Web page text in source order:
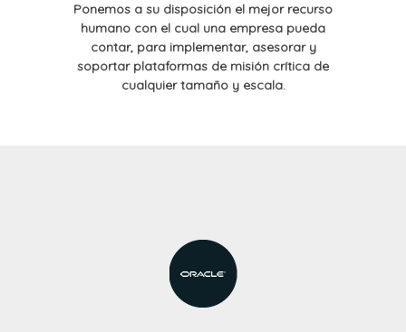
Ponemos a su disposición el mejor recurso
humano con el cual una empresa pueda
contar, para implementar, asesorar y
soportar plataformas de misión crítica de
cualquier tamaño y escala.